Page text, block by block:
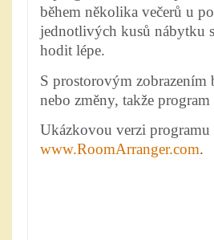
během několika večerů u
jednotlivých kusů nábytku
hodit lépe.
S prostorovým
nebo změny, takže
Ukázkovou verzi programu
www.RoomArran­ger.com.